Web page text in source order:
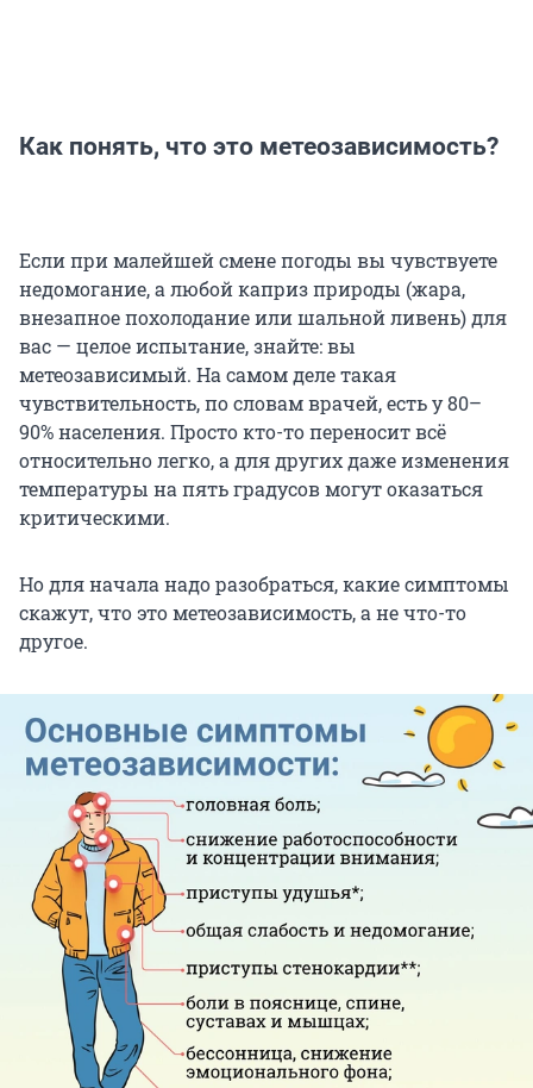
Как понять, что это метеозависимость?
Если при малейшей смене погоды вы чувствуете
недомогание, а любой каприз природы (жара,
внезапное похолодание или шальной ливень) для
вас — целое испытание, знайте: вы
метеозависимый. На самом деле такая
чувствительность, по словам врачей, есть у 80–
90% населения. Просто кто-то переносит всё
относительно легко, а для других даже изменения
температуры на пять градусов могут оказаться
критическими.
Но для начала надо разобраться, какие симптомы
скажут, что это метеозависимость, а не что-то
другое.